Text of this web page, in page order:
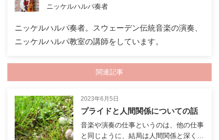
ニッケルハルパ奏者
ニッケルハルパ奏者。スウェーデン伝統音楽の演奏、
ニッケルハルパ教室の講師をしています。
関連記事
2023年6月5日
プライドと人間関係についての話
音楽や演奏の仕事というのは、他の仕事
と同じように、結局は人間関係と深く…